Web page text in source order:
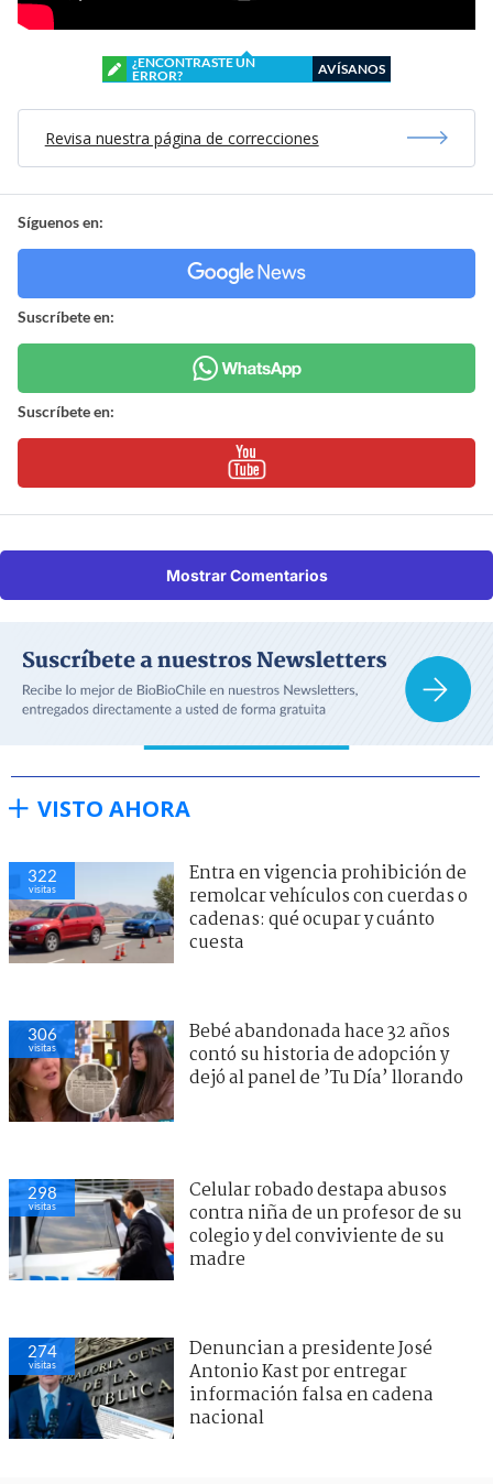
¿ENCONTRASTE UN
ERROR?
AVÍSANOS
Revisa nuestra página de correcciones
Síguenos en:
Suscríbete en:
Suscríbete en:
Mostrar Comentarios
VISTO AHORA
319
visitas
Entra en vigencia prohibición de
remolcar vehículos con cuerdas o
cadenas: qué ocupar y cuánto
cuesta
306
visitas
Bebé abandonada hace 32 años
contó su historia de adopción y
dejó al panel de ’Tu Día’ llorando
297
visitas
Celular robado destapa abusos
contra niña de un profesor de su
colegio y del conviviente de su
madre
272
visitas
Denuncian a presidente José
Antonio Kast por entregar
información falsa en cadena
nacional